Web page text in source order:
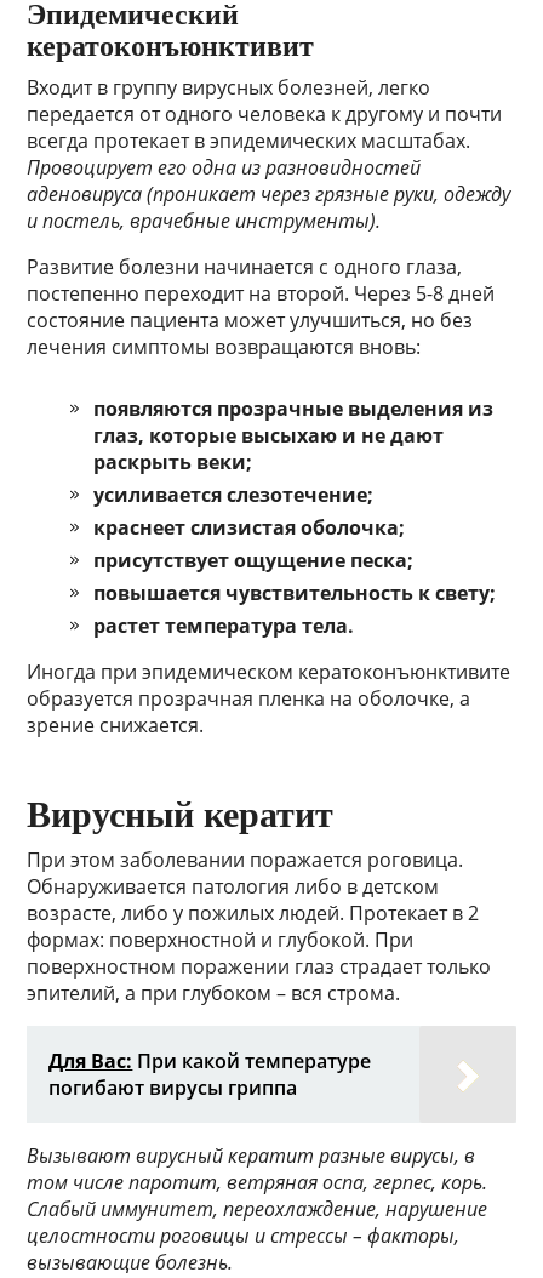
Эпидемический
кератоконъюнктивит
Входит в группу вирусных болезней, легко
передается от одного человека к другому и почти
всегда протекает в эпидемических масштабах.
Провоцирует его одна из разновидностей
аденовируса (проникает через грязные руки, одежду
и постель, врачебные инструменты).
Развитие болезни начинается с одного глаза,
постепенно переходит на второй. Через 5-8 дней
состояние пациента может улучшиться, но без
лечения симптомы возвращаются вновь:
появляются прозрачные выделения из
глаз, которые высыхаю и не дают
раскрыть веки;
усиливается слезотечение;
краснеет слизистая оболочка;
присутствует ощущение песка;
повышается чувствительность к свету;
растет температура тела.
Иногда при эпидемическом кератоконъюнктивите
образуется прозрачная пленка на оболочке, а
зрение снижается.
Вирусный кератит
При этом заболевании поражается роговица.
Обнаруживается патология либо в детском
возрасте, либо у пожилых людей. Протекает в 2
формах: поверхностной и глубокой. При
поверхностном поражении глаз страдает только
эпителий, а при глубоком – вся строма.
Для Вас: При какой температуре
погибают вирусы гриппа
Вызывают вирусный кератит разные вирусы, в
том числе паротит, ветряная оспа, герпес, корь.
Слабый иммунитет, переохлаждение, нарушение
целостности роговицы и стрессы – факторы,
вызывающие болезнь.